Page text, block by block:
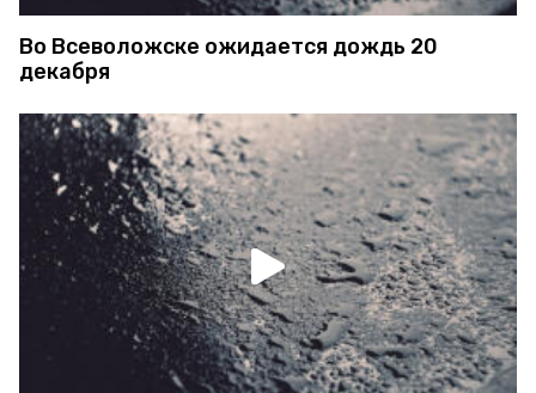
Во Всеволожске ожидается дождь 20
декабря